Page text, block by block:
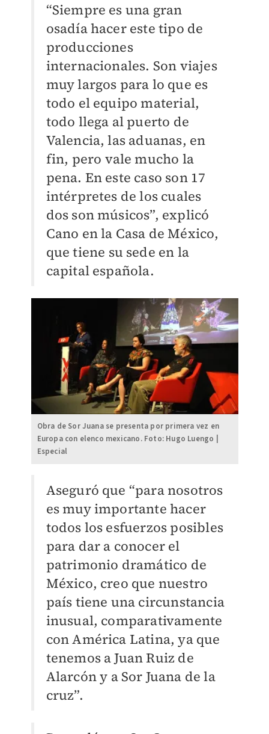
“Siempre es una gran
osadía hacer este tipo de
producciones
internacionales. Son viajes
muy largos para lo que es
todo el equipo material,
todo llega al puerto de
Valencia, las aduanas, en
fin, pero vale mucho la
pena. En este caso son 17
intérpretes de los cuales
dos son músicos”, explicó
Cano en la Casa de México,
que tiene su sede en la
capital española.
Obra de Sor Juana se presenta por primera vez en
Europa con elenco mexicano. Foto: Hugo Luengo |
Especial
Aseguró que “para nosotros
es muy importante hacer
todos los esfuerzos posibles
para dar a conocer el
patrimonio dramático de
México, creo que nuestro
país tiene una circunstancia
inusual, comparativamente
con América Latina, ya que
tenemos a Juan Ruiz de
Alarcón y a Sor Juana de la
cruz”.